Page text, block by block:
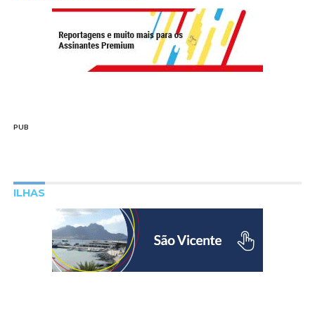
PUB
ILHAS